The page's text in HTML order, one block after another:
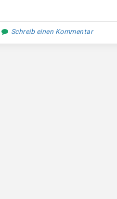
Schreib einen Kommentar